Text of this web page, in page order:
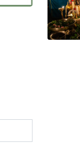
ತರಬೇತಿ: